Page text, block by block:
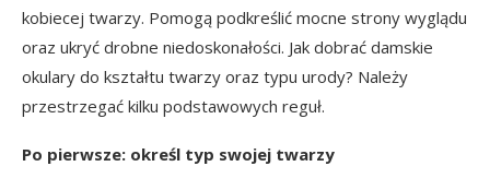
kobiecej twarzy. Pomogą podkreślić mocne strony wyglądu
oraz ukryć drobne niedoskonałości. Jak dobrać damskie
okulary do kształtu twarzy oraz typu urody? Należy
przestrzegać kilku podstawowych reguł.
Po pierwsze: określ typ swojej twarzy